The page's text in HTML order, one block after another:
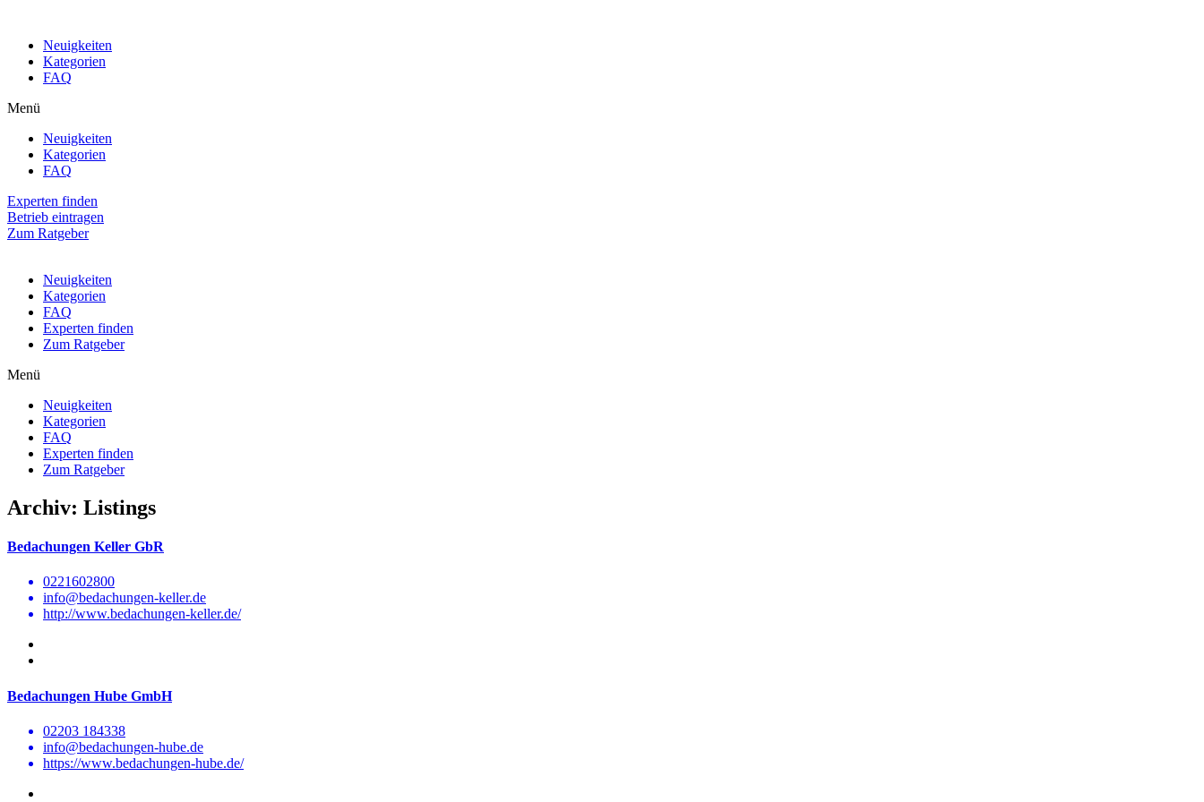
Neuigkeiten
Kategorien
FAQ
Menü
Neuigkeiten
Kategorien
FAQ
Experten finden
Betrieb eintragen
Zum Ratgeber
Neuigkeiten
Kategorien
FAQ
Experten finden
Zum Ratgeber
Menü
Neuigkeiten
Kategorien
FAQ
Experten finden
Zum Ratgeber
Archiv: Listings
Bedachungen Keller GbR
0221602800
info@bedachungen-keller.de
http://www.bedachungen-keller.de/
Bedachungen Hube GmbH
02203 184338
info@bedachungen-hube.de
https://www.bedachungen-hube.de/